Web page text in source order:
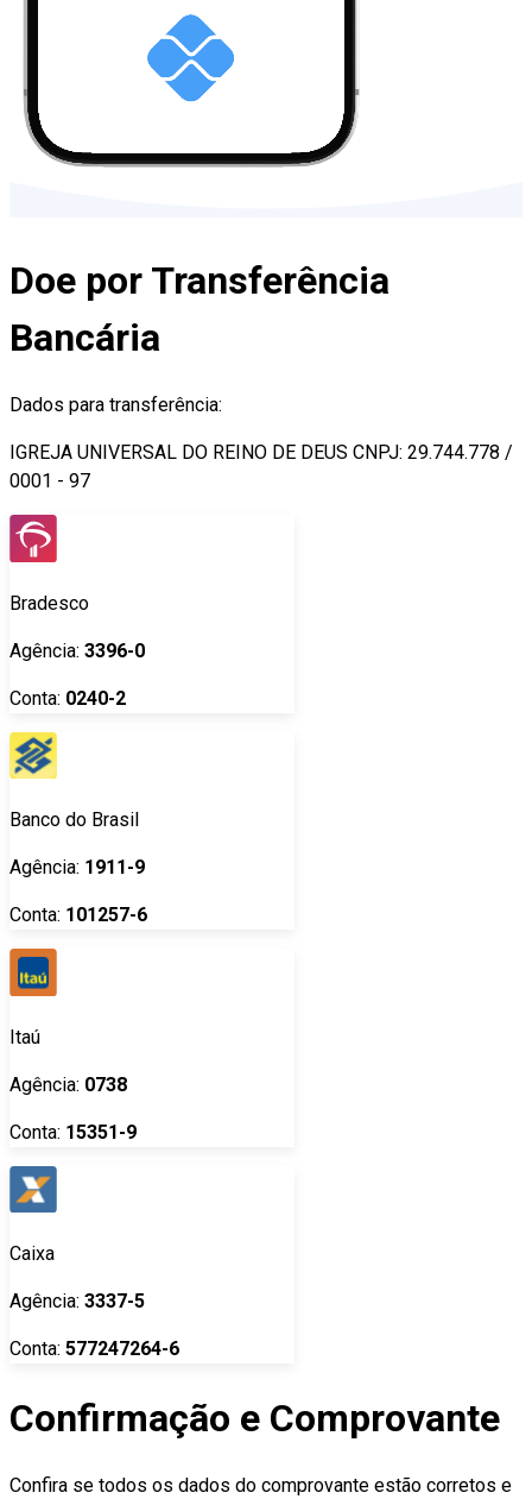
Doe por Transferência
Bancária
Dados para transferência:
IGREJA UNIVERSAL DO REINO DE DEUS CNPJ: 29.744.778 /
0001 - 97
Bradesco
Agência: 3396-0
Conta: 0240-2
Banco do Brasil
Agência: 1911-9
Conta: 101257-6
Itaú
Agência: 0738
Conta: 15351-9
Caixa
Agência: 3337-5
Conta: 577247264-6
Confirmação e Comprovante
Confira se todos os dados do comprovante estão corretos e